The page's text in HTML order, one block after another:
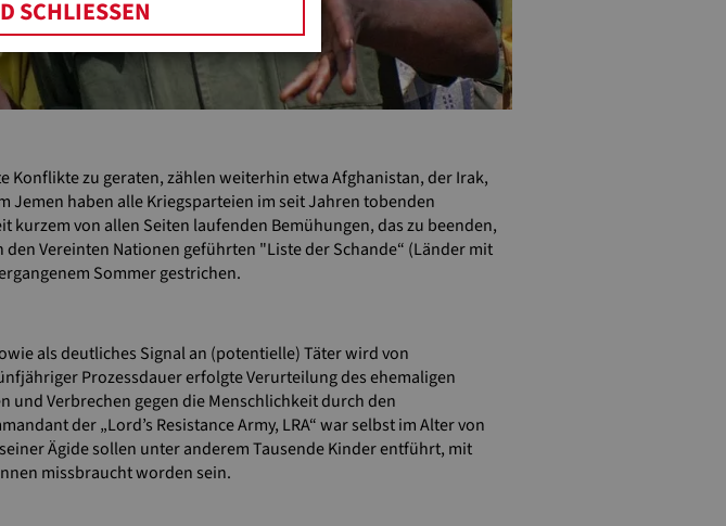
zu geraten, zählen weiterhin etwa Afghanistan, der Irak,
Jemen haben alle Kriegsparteien im seit Jahren tobenden
von allen Seiten laufenden Bemühungen, das zu beenden,
Vereinten Nationen geführten "Liste der Schande“ (Länder mit
Sommer gestrichen.
als deutliches Signal an (potentielle) Täter wird von
Prozessdauer erfolgte Verurteilung des ehemaligen
und Verbrechen gegen die Menschlichkeit durch den
der „Lord’s Resistance Army, LRA“ war selbst im Alter von
Ägide sollen unter anderem Tausende Kinder entführt, mit
missbraucht worden sein.
SCHLIESSEN